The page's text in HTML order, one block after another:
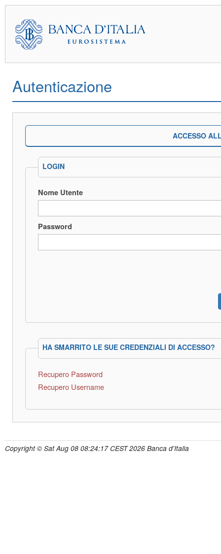
Autenticazione
ACCESSO
LOGIN
Nome Utente
Password
HA SMARRITO LE SUE CREDENZIALI DI ACCESSO?
Recupero Password
Recupero Username
Copyright © Sat Aug 08 08:24:17 CEST 2026 Banca d'Italia